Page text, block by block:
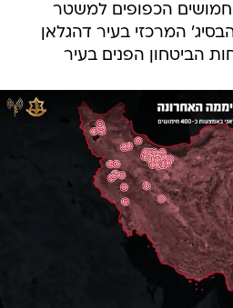
הכפופים למשטר
המרכזי בעיר דהגלאן
הביטחון הפנים בעיר